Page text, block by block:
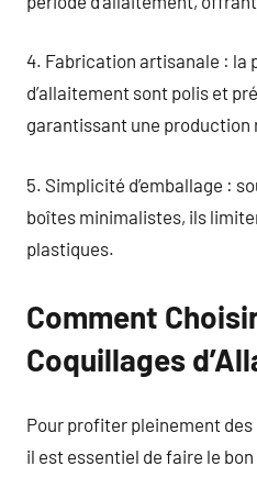
4. Fabrication artisanale : la
d’allaitement sont polis et
garantissant une production
5. Simplicité d’emballage :
boîtes minimalistes, ils
plastiques.
Comment
Coquillages
Pour profiter pleinement
il est essentiel de faire le